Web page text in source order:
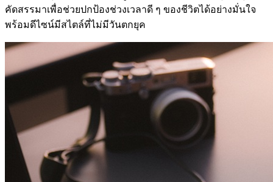
คัดสรรมาเพื่อช่วยปกป้องช่วงเวลาดี ๆ ของชีวิตได้อย่างมั่นใจ
พร้อมดีไซน์มีสไตล์ที่ไม่มีวันตกยุค